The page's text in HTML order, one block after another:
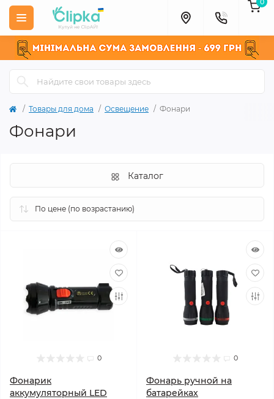
Товары для дома Освещение Фонари
Фонари
Каталог
0
Фонарик
аккумуляторный LED
0
Фонарь ручной на
батарейках